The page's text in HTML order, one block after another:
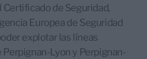
Certificado de Seguridad,
Europea de Seguridad
explotar las líneas
Lyon y Perpignan-